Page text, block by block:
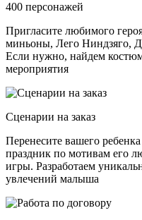
400 персонажей
Пригласите любимого
миньоны, Лего Ниндзяго,
Если нужно, найдем
мероприятия
Сценарии на заказ
Перенесите вашего
праздник по мотивам его
игры. Разработаем
увлечений малыша